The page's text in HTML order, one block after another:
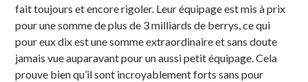
fait toujours et encore rigoler. Leur équipage est mis à prix
pour une somme de plus de 3 milliards de berrys, ce qui
pour eux dix est une somme extraordinaire et sans doute
jamais vue auparavant pour un aussi petit équipage. Cela
prouve bien qu’il sont incroyablement forts sans pour